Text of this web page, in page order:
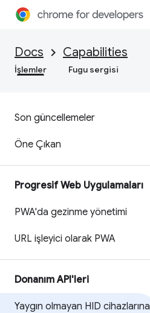
Docs Capabilities
İşlemler Fugu sergisi
Son güncellemeler
Öne Çıkan
Progresif Web Uygulamaları
PWA'da gezinme yönetimi
URL işleyici olarak PWA
Donanım API'leri
Yaygın olmayan HID cihazlarına